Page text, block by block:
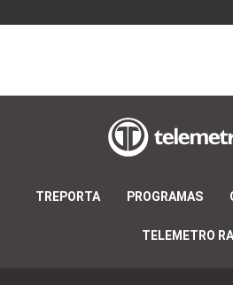
TREPORTA PROGRAMAS
TELEMETRO